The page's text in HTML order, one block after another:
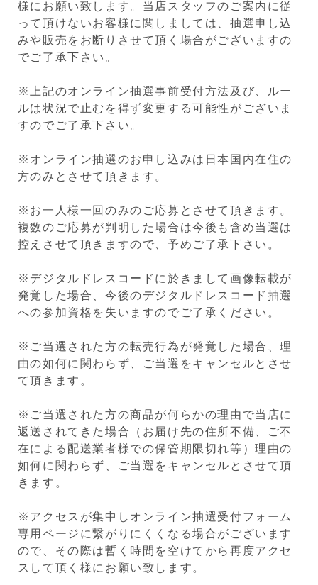
様にお願い致します。当店スタッフのご案内に従
って頂けないお客様に関しましては、抽選申し込
みや販売をお断りさせて頂く場合がございますの
でご了承下さい。
※上記のオンライン抽選事前受付方法及び、ルー
ルは状況で止むを得ず変更する可能性がございま
すのでご了承下さい。
※オンライン抽選のお申し込みは日本国内在住の
方のみとさせて頂きます。
※お一人様一回のみのご応募とさせて頂きます。
複数のご応募が判明した場合は今後も含め当選は
控えさせて頂きますので、予めご了承下さい。
※デジタルドレスコードに於きまして画像転載が
発覚した場合、今後のデジタルドレスコード抽選
への参加資格を失いますのでご了承ください。
※ご当選された方の転売行為が発覚した場合、理
由の如何に関わらず、ご当選をキャンセルとさせ
て頂きます。
※ご当選された方の商品が何らかの理由で当店に
返送されてきた場合（お届け先の住所不備、ご不
在による配送業者様での保管期限切れ等）理由の
如何に関わらず、ご当選をキャンセルとさせて頂
きます。
※アクセスが集中しオンライン抽選受付フォーム
専用ページに繋がりにくくなる場合がございます
ので、その際は暫く時間を空けてから再度アクセ
スして頂く様にお願い致します。